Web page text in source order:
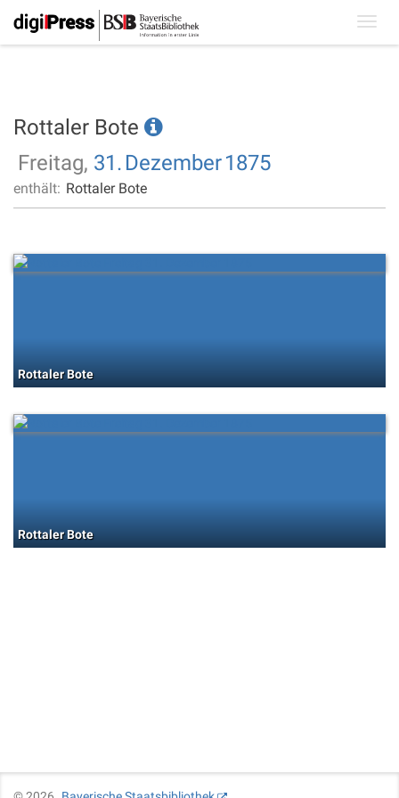
Rottaler Bote
Freitag, 31. Dezember1875
enthält: Rottaler Bote
Rottaler Bote
Rottaler Bote